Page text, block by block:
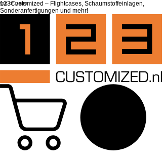
top of page
123Customized – Flightcases, Schaumstoffeinlagen,
Sonderanfertigungen und mehr!